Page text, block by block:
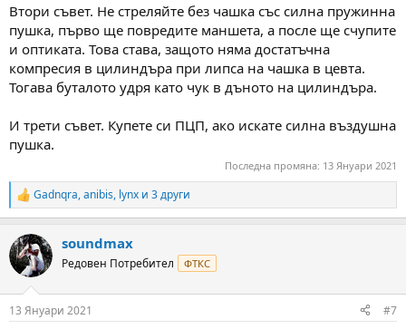
Втори съвет. Не стреляйте без чашка със силна пружинна
пушка, първо ще повредите маншета, а после ще счупите
и оптиката. Това става, защото няма достатъчна
компресия в цилиндъра при липса на чашка в цевта.
Тогава буталото удря като чук в дъното на цилиндъра.
И трети съвет. Купете си ПЦП, ако искате силна въздушна
пушка.
Последна промяна: 13 Януари 2021
R
e
c
t
i
s
Gadnqra,anibis, lynx и 3 други
soundmax
Редовен Потребител ФТКС
13 Януари 2021 #7